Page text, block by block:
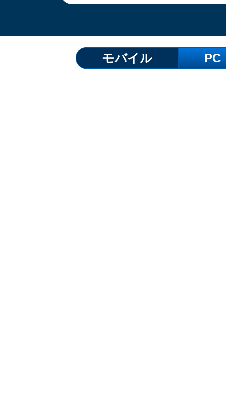
モバイル PC